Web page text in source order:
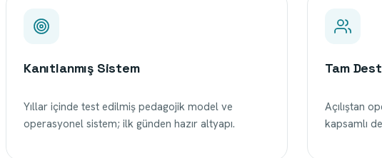
Kanıtlanmış Sistem
Yıllar içinde test edilmiş pedagojik model ve
operasyonel sistem; ilk günden hazır altyapı.
Tam
Açılıştan
kapsamlı